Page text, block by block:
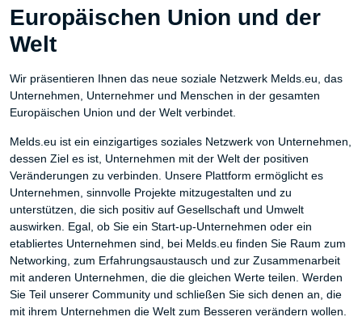
Europäischen Union und der
Welt
Wir präsentieren Ihnen das neue soziale Netzwerk Melds.eu, das
Unternehmen, Unternehmer und Menschen in der gesamten
Europäischen Union und der Welt verbindet.
Melds.eu ist ein einzigartiges soziales Netzwerk von Unternehmen,
dessen Ziel es ist, Unternehmen mit der Welt der positiven
Veränderungen zu verbinden. Unsere Plattform ermöglicht es
Unternehmen, sinnvolle Projekte mitzugestalten und zu
unterstützen, die sich positiv auf Gesellschaft und Umwelt
auswirken. Egal, ob Sie ein Start-up-Unternehmen oder ein
etabliertes Unternehmen sind, bei Melds.eu finden Sie Raum zum
Networking, zum Erfahrungsaustausch und zur Zusammenarbeit
mit anderen Unternehmen, die die gleichen Werte teilen. Werden
Sie Teil unserer Community und schließen Sie sich denen an, die
mit ihrem Unternehmen die Welt zum Besseren verändern wollen.